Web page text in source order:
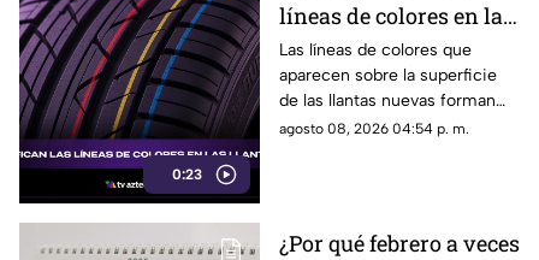
0:23
líneas de colores en las
llantas nuevas?
Las líneas de colores que
aparecen sobre la superficie
de las llantas nuevas forman
parte del proceso de
agosto 08, 2026 04:54 p. m.
¿Por qué febrero a veces